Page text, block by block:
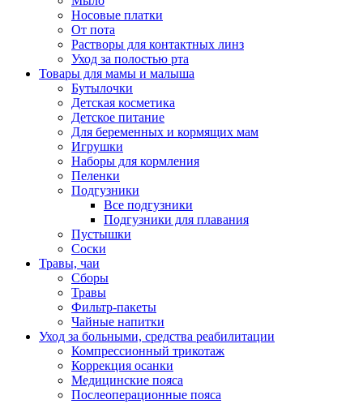
Носовые платки
От пота
Растворы для контактных линз
Уход за полостью рта
Товары для мамы и малыша
Бутылочки
Детская косметика
Детское питание
Для беременных и кормящих мам
Игрушки
Наборы для кормления
Пеленки
Подгузники
Все подгузники
Подгузники для плавания
Пустышки
Соски
Травы, чаи
Сборы
Травы
Фильтр-пакеты
Чайные напитки
Уход за больными, средства реабилитации
Компрессионный трикотаж
Коррекция осанки
Медицинские пояса
Послеоперационные пояса